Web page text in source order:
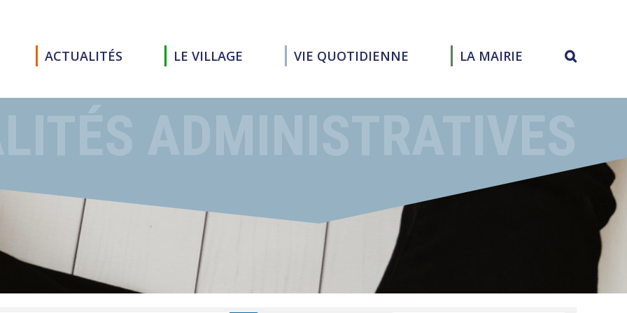
ACTUALITÉS LE VILLAGE VIE QUOTIDIENNE LA MAIRIE